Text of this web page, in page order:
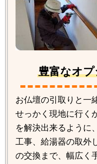
豊富なオ
お仏壇の引取りと一
せっかく現地に行く
を解決出来るように
工事、給湯器の取外
の交換まで、幅広く